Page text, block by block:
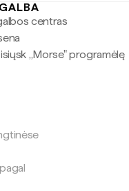
centras
„Morse" programėlę